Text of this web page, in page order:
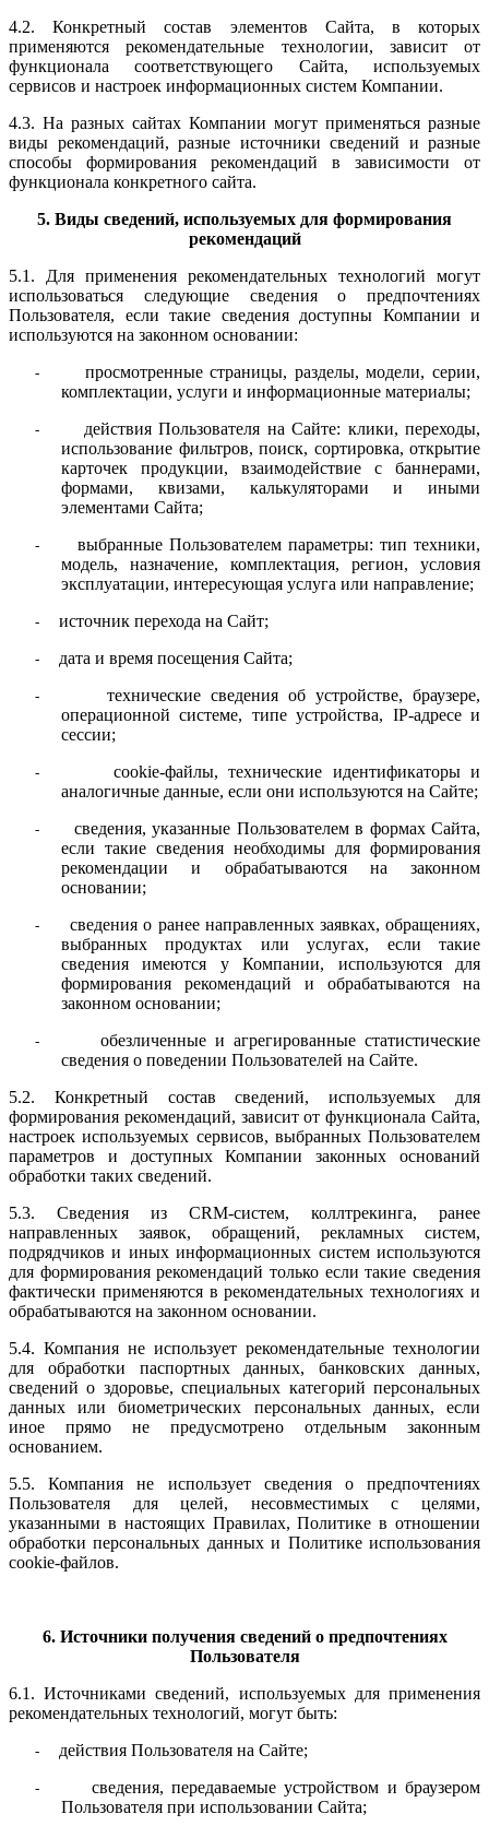
4.2. Конкретный состав элементов Сайта, в которых
применяются рекомендательные технологии, зависит от
функционала соответствующего Сайта, используемых
сервисов и настроек информационных систем Компании.
4.3. На разных сайтах Компании могут применяться разные
виды рекомендаций, разные источники сведений и разные
способы формирования рекомендаций в зависимости от
функционала конкретного сайта.
5. Виды сведений, используемых для формирования
рекомендаций
5.1. Для применения рекомендательных технологий могут
использоваться следующие сведения о предпочтениях
Пользователя, если такие сведения доступны Компании и
используются на законном основании:
-
просмотренные страницы, разделы, модели, серии,
комплектации, услуги и информационные материалы;
-
действия Пользователя на Сайте: клики, переходы,
использование фильтров, поиск, сортировка, открытие
карточек продукции, взаимодействие с баннерами,
формами, квизами, калькуляторами и иными
элементами Сайта;
-
выбранные Пользователем параметры: тип техники,
модель, назначение, комплектация, регион, условия
эксплуатации, интересующая услуга или направление;
- источник перехода на Сайт;
- дата и время посещения Сайта;
-
технические сведения об устройстве, браузере,
операционной системе, типе устройства, IP-адресе и
сессии;
-
cookie-файлы, технические идентификаторы и
аналогичные данные, если они используются на Сайте;
-
сведения, указанные Пользователем в формах Сайта,
если такие сведения необходимы для формирования
рекомендации и обрабатываются на законном
основании;
-
сведения о ранее направленных заявках, обращениях,
выбранных продуктах или услугах, если такие
сведения имеются у Компании, используются для
формирования рекомендаций и обрабатываются на
законном основании;
-
обезличенные и агрегированные статистические
сведения о поведении Пользователей на Сайте.
5.2. Конкретный состав сведений, используемых для
формирования рекомендаций, зависит от функционала Сайта,
настроек используемых сервисов, выбранных Пользователем
параметров и доступных Компании законных оснований
обработки таких сведений.
5.3. Сведения из CRM-систем, коллтрекинга, ранее
направленных заявок, обращений, рекламных систем,
подрядчиков и иных информационных систем используются
для формирования рекомендаций только если такие сведения
фактически применяются в рекомендательных технологиях и
обрабатываются на законном основании.
5.4. Компания не использует рекомендательные технологии
для обработки паспортных данных, банковских данных,
сведений о здоровье, специальных категорий персональных
данных или биометрических персональных данных, если
иное прямо не предусмотрено отдельным законным
основанием.
5.5. Компания не использует сведения о предпочтениях
Пользователя для целей, несовместимых с целями,
указанными в настоящих Правилах, Политике в отношении
обработки персональных данных и Политике использования
cookie-файлов.
6. Источники получения сведений о предпочтениях
Пользователя
6.1. Источниками сведений, используемых для применения
рекомендательных технологий, могут быть:
- действия Пользователя на Сайте;
-
сведения, передаваемые устройством и браузером
Пользователя при использовании Сайта;